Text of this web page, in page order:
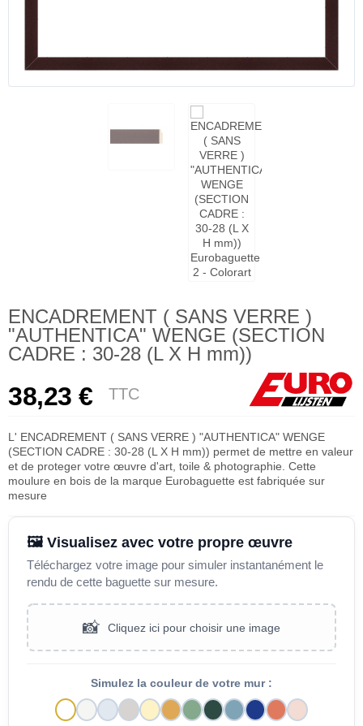
ENCADREMENT ( SANS VERRE )
"AUTHENTICA" WENGE (SECTION
CADRE : 30-28 (L X H mm))
38,23 € TTC
L' ENCADREMENT ( SANS VERRE ) "AUTHENTICA" WENGE
(SECTION CADRE : 30-28 (L X H mm)) permet de mettre en valeur
et de proteger votre œuvre d'art, toile & photographie. Cette
moulure en bois de la marque Eurobaguette est fabriquée sur
mesure
🖼️ Visualisez avec votre propre œuvre
Téléchargez votre image pour simuler instantanément le
rendu de cette baguette sur mesure.
📸 Cliquez ici pour choisir une image
Simulez la couleur de votre mur :